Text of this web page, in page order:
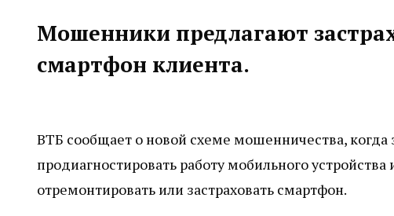
Мошенники предлагают
смартфон клиента.
ВТБ сообщает о новой схеме мошенничества,
продиагностировать работу мобильного
отремонтировать или застраховать смартфон.